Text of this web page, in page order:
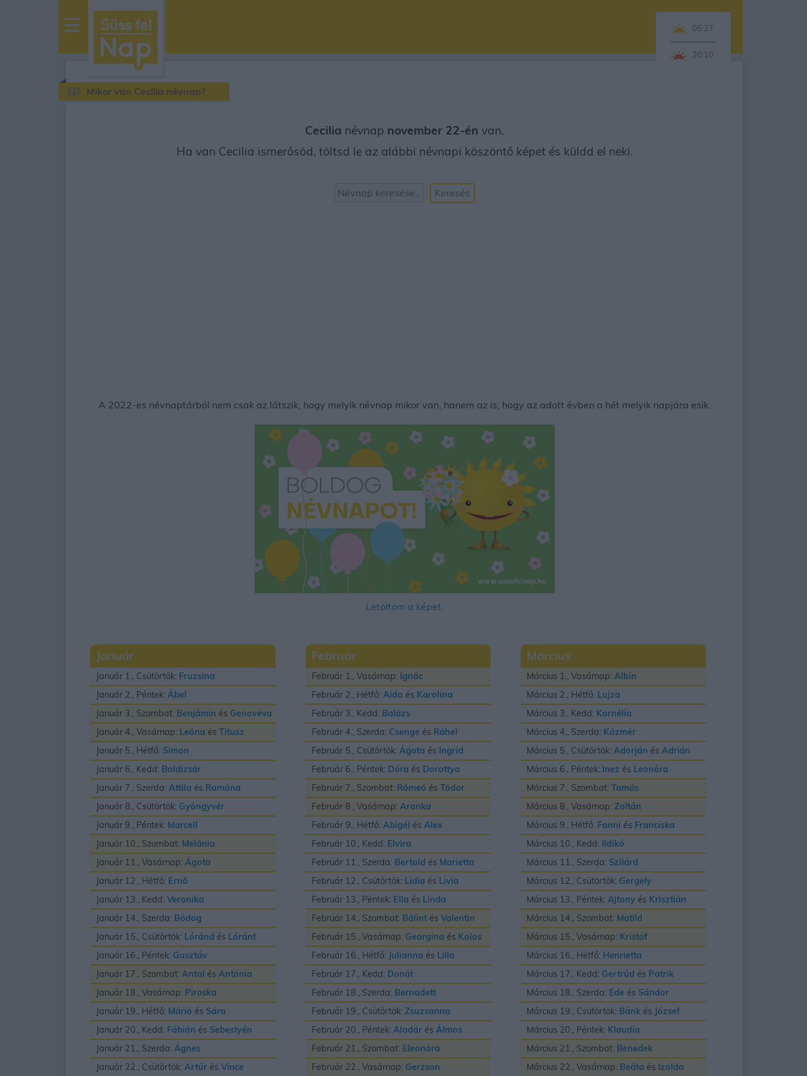
sussfelnap.hu
időjárás
05:27
20:10
Mikor van Cecilia névnap?
Cecilia névnap november 22-én van.
Ha van Cecilia ismerősöd, töltsd le az alábbi névnapi köszöntő képet és küldd el neki.
Keresés
A 2022-es névnaptárból nem csak az látszik, hogy melyik névnap mikor van, hanem az is, hogy az adott évben a hét melyik napjára esik.
Letöltöm a képet.
Január
Január 1., Csütörtök: Fruzsina
Január 2., Péntek: Ábel
Január 3., Szombat: Benjámin és Genovéva
Január 4., Vasárnap: Leóna és Titusz
Január 5., Hétfő: Simon
Január 6., Kedd: Boldizsár
Január 7., Szerda: Attila és Ramóna
Január 8., Csütörtök: Gyöngyvér
Január 9., Péntek: Marcell
Január 10., Szombat: Melánia
Január 11., Vasárnap: Ágota
Január 12., Hétfő: Ernõ
Január 13., Kedd: Veronika
Január 14., Szerda: Bódog
Január 15., Csütörtök: Lóránd és Lóránt
Január 16., Péntek: Gusztáv
Január 17., Szombat: Antal és Antónia
Január 18., Vasárnap: Piroska
Január 19., Hétfő: Márió és Sára
Január 20., Kedd: Fábián és Sebestyén
Január 21., Szerda: Ágnes
Január 22., Csütörtök: Artúr és Vince
Február
Február 1., Vasárnap: Ignác
Február 2., Hétfő: Aida és Karolina
Február 3., Kedd: Balázs
Február 4., Szerda: Csenge és Ráhel
Február 5., Csütörtök: Ágota és Ingrid
Február 6., Péntek: Dóra és Dorottya
Február 7., Szombat: Rómeó és Tódor
Február 8., Vasárnap: Aranka
Február 9., Hétfő: Abigél és Alex
Február 10., Kedd: Elvira
Február 11., Szerda: Bertold és Marietta
Február 12., Csütörtök: Lidia és Livia
Február 13., Péntek: Ella és Linda
Február 14., Szombat: Bálintés Valentin
Február 15., Vasárnap: Georgina és Kolos
Február 16., Hétfő: Julianna és Lilla
Február 17., Kedd: Donát
Február 18., Szerda: Bernadett
Február 19., Csütörtök: Zsuzsanna
Február 20., Péntek: Aladárés Álmos
Február 21., Szombat: Eleonóra
Február 22., Vasárnap: Gerzson
Március
Március 1., Vasárnap:Albin
Március 2., Hétfő: Lujza
Március 3., Kedd: Kornélia
Március 4., Szerda: Kázmér
Március 5., Csütörtök:Adorján ésAdrián
Március 6., Péntek: Inez és Leonóra
Március 7., Szombat:Tamás
Március 8., Vasárnap: Zoltán
Március 9., Hétfő: Fanni és Franciska
Március 10., Kedd: Ildikó
Március 11., Szerda: Szilárd
Március 12., Csütörtök: Gergely
Március 13., Péntek:Ajtony és Krisztián
Március 14., Szombat: Matild
Március 15., Vasárnap: Kristóf
Március 16., Hétfő: Henrietta
Március 17., Kedd: Gertrúd és Patrik
Március 18., Szerda: Ede és Sándor
Március 19., Csütörtök: Bánk és József
Március 20., Péntek: Klaudia
Március 21., Szombat: Benedek
Március 22., Vasárnap: Beáta és Izolda